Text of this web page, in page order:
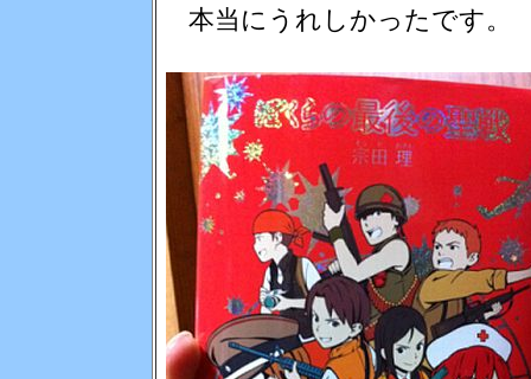
本当にうれしかったです。